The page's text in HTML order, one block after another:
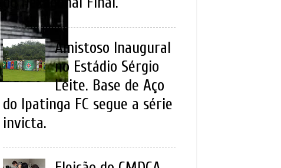
Amistoso Inaugural
no Estádio Sérgio
Leite. Base de Aço
do Ipatinga FC segue a série
invicta.